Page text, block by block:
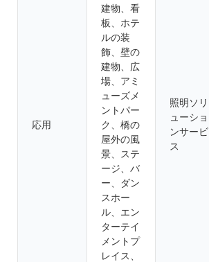
応用
建物、看
板、ホテ
ルの装
飾、壁の
建物、広
場、アミ
ューズメ
ントパー
ク、橋の
屋外の風
景、ステ
ージ、バ
ー、ダン
スホー
ル、エン
ターテイ
メントプ
レイス、
照明ソリ
ューショ
ンサービ
ス